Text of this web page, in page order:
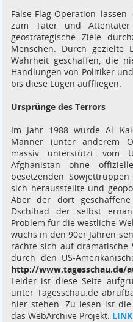
False-Flag-Operation
zum Täter und
geostrategische Ziele
Menschen. Durch gezielte
Wahrheit geschaffen, die
Handlungen von Politiker
bis diese Lügen auffliegen.
Ursprünge des Terrors
Im Jahr 1988 wurde Al
Männer (unter anderem
massiv unterstützt vom
Afghanistan ohne
besetzenden
sich herausstellte und
Aber der dort
Dschihad der selbst
Problem für die westliche
wuchs in den 90er Jahren
rächte sich auf dramatische
durch den US-
http://www.tagesschau.de/
Leider ist diese Seite
unter Tagesschau.de
hier stehen. Zu lesen ist
das WebArchive Projekt: LINK